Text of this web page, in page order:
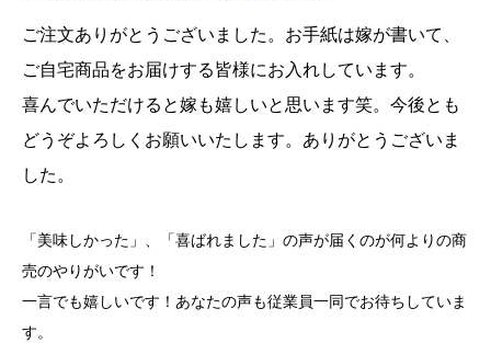
ご注文ありがとうございました。お手紙は嫁が書いて、
ご自宅商品をお届けする皆様にお入れしています。
喜んでいただけると嫁も嬉しいと思います笑。今後とも
どうぞよろしくお願いいたします。ありがとうございま
した。
「美味しかった」、「喜ばれました」の声が届くのが何よりの商
売のやりがいです！
一言でも嬉しいです！あなたの声も従業員一同でお待ちしていま
す。